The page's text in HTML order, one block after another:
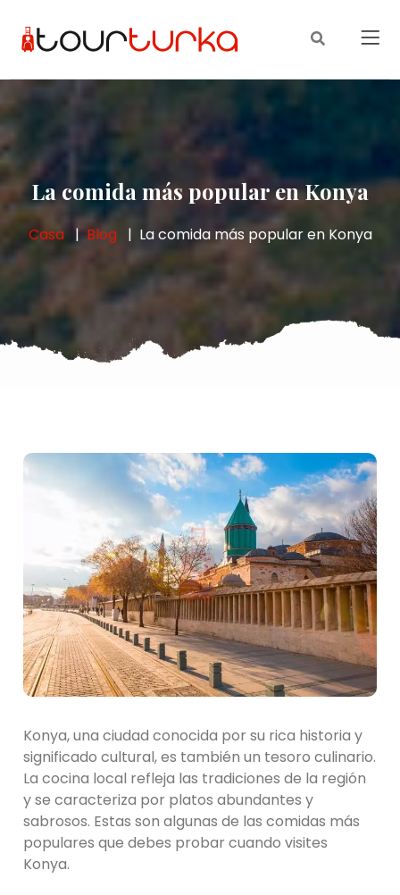
La comida más popular en Konya
Casa Blog La comida más popular en Konya
Konya, una ciudad conocida por su rica historia y
significado cultural, es también un tesoro culinario.
La cocina local refleja las tradiciones de la región
y se caracteriza por platos abundantes y
sabrosos. Estas son algunas de las comidas más
populares que debes probar cuando visites
Konya.